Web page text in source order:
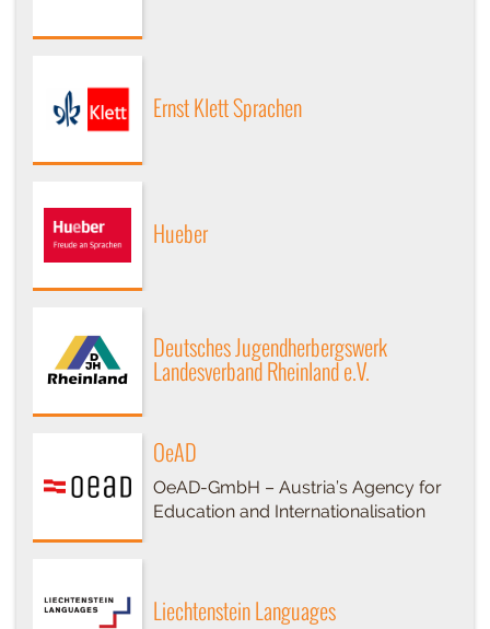
Ernst Klett Sprachen
Hueber
Deutsches Jugendherbergswerk
Landesverband Rheinland e.V.
OeAD
OeAD-GmbH – Austria’s Agency for
Education and Internationalisation
Liechtenstein Languages